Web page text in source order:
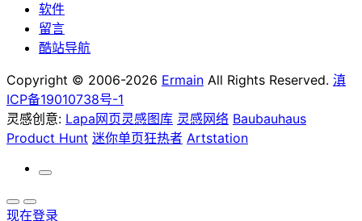
软件
留言
酷站导航
Copyright © 2006-2026 Ermain All Rights Reserved. 滇
ICP备19010738号-1
灵感创意: Lapa网页灵感图库 灵感网络 Baubauhaus
Product Hunt 迷你单页狂热者 Artstation
现在登录